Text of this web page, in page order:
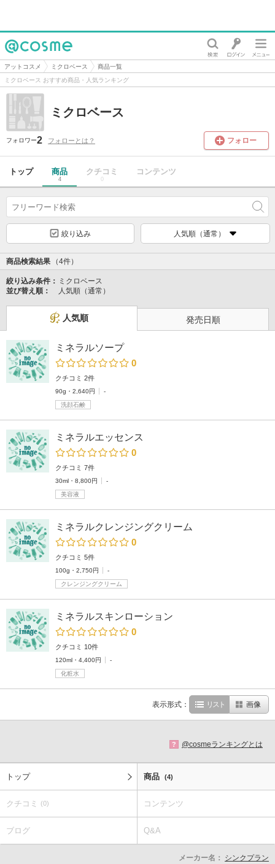
@cosme
アットコスメ ミクロベース
商品一覧
ミクロベース おすすめ商品・人気ランキング
ミクロベース
フォロワー2 フォローとは？ フォロー
トップ 商品
4
クチコミ
0
コンテンツ
絞り込み 人気順（通常）
商品検索結果 （4件）
絞り込み条件： ミクロベース
並び替え順：
人気順（通常）
人気順 発売日順
ミネラルソープ
0
クチコミ 2件
90g・2,640円
-
洗顔石鹸
ミネラルエッセンス
0
クチコミ 7件
30ml・8,800円
-
美容液
ミネラルクレンジングクリーム
0
クチコミ 5件
100g・2,750円
-
クレンジングクリーム
ミネラルスキンローション
0
クチコミ 10件
120ml・4,400円
-
化粧水
表示形式： リスト 画像
? @cosmeランキングとは
トップ 商品 (4)
クチコミ (0) コンテンツ
ブログ Q&A
メーカー名： シンクプラン